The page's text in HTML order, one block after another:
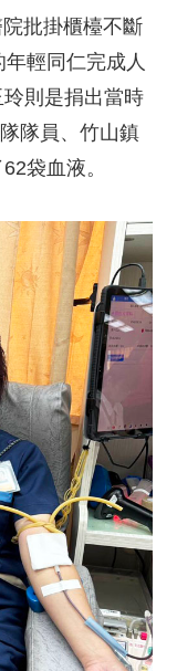
批掛櫃檯不斷
輕同仁完成人
則是捐出當時
隊員、竹山鎮
袋血液。